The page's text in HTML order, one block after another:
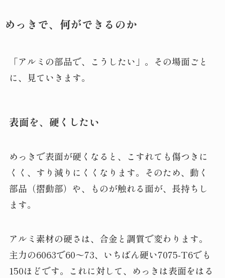
めっきで、何ができるのか
「アルミの部品で、こうしたい」。その場面ごと
に、見ていきます。
表面を、硬くしたい
めっきで表面が硬くなると、こすれても傷つきに
くく、すり減りにくくなります。そのため、動く
部品（摺動部）や、ものが触れる面が、長持ちし
ます。
アルミ素材の硬さは、合金と調質で変わります。
主力の6063で60〜73、いちばん硬い7075-T6でも
150ほどです。これに対して、めっきは表面をはる